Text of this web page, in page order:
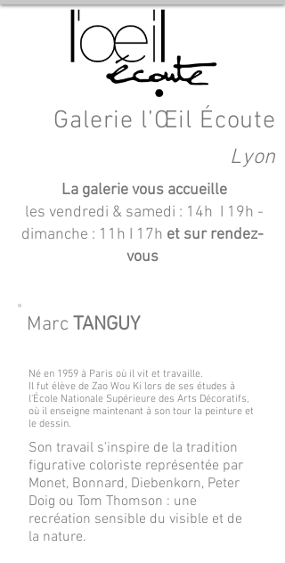
Galerie l’Œil Écoute
Lyon
La galerie vous accueille
les vendredi & samedi : 14h I 19h -
dimanche : 11h I 17h et sur rendez-
vous
Marc TANGUY
Né en 1959 à Paris où il vit et travaille.
Il fut élève de Zao Wou Ki lors de ses études à
l'École Nationale Supérieure des Arts Décoratifs,
où il enseigne maintenant à son tour la peinture et
le dessin.
Son travail s'inspire de la tradition
figurative coloriste représentée par
Monet, Bonnard, Diebenkorn, Peter
Doig ou Tom Thomson : une
recréation sensible du visible et de
la nature.